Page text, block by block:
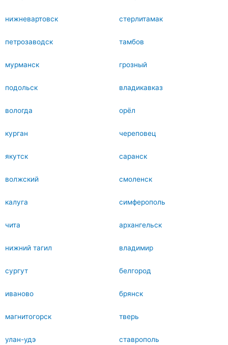
нижневартовск стерлитамак
петрозаводск тамбов
мурманск грозный
подольск владикавказ
вологда орёл
курган череповец
якутск саранск
волжский смоленск
калуга симферополь
чита архангельск
нижний тагил владимир
сургут белгород
иваново брянск
магнитогорск тверь
улан-удэ ставрополь